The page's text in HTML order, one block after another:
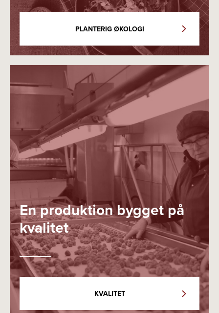
PLANTERIG ØKOLOGI
En produktion bygget på
kvalitet
KVALITET